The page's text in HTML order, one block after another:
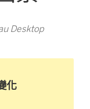
Desktop
化